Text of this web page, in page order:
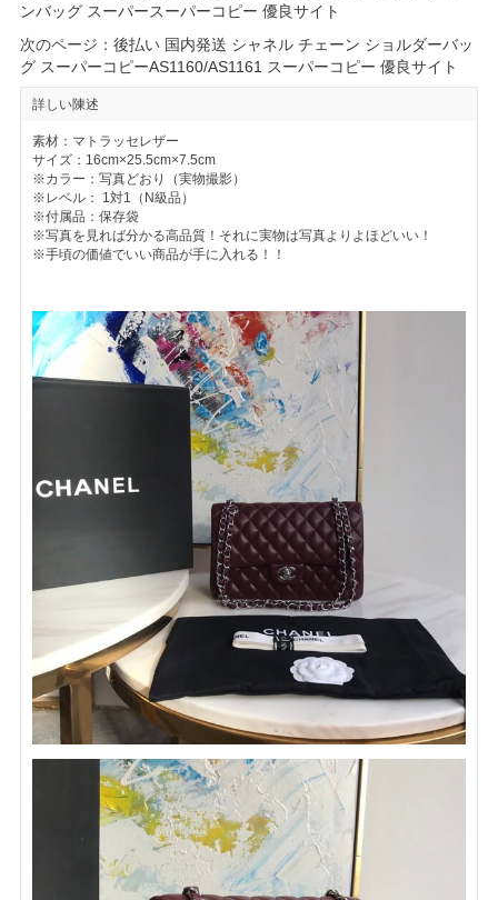
ンバッグ スーパースーパーコピー 優良サイト
次のページ： 後払い 国内発送 シャネル チェーン ショルダーバッ
グ スーパーコピーAS1160/AS1161 スーパーコピー 優良サイト
詳しい陳述
素材：マトラッセレザー
サイズ：16cm×25.5cm×7.5cm
※カラー：写真どおり（実物撮影）
※レベル： 1対1（N級品）
※付属品：保存袋
※写真を見れば分かる高品質！それに実物は写真よりよほどいい！
※手頃の価値でいい商品が手に入れる！！